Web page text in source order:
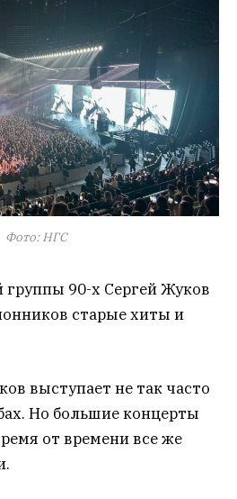
Фото: НГС
группы 90-х Сергей Жуков
старые хиты и
выступает не так часто
Но большие концерты
от времени все же